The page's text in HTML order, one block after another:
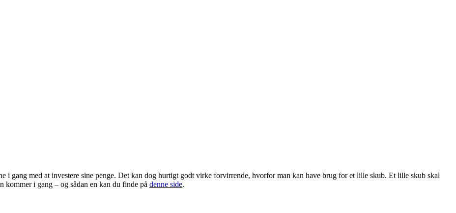
i gang med at investere sine penge. Det kan dog hurtigt godt virke forvirrende, hvorfor man kan have brug for et lille skub. Et lille skub skal
i gang – og sådan en kan du finde på denne side.